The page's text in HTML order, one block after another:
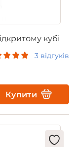
кубі
3 відгуків
Купити